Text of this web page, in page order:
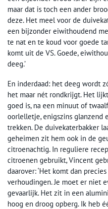
maar dat is toch een ander
deze. Het meel voor de
een bijzonder eiwithoudend
te nat en te koud voor goede
komt uit de VS. Goede,
deeg.’
En inderdaad: het deeg wordt
het maar nét rondkrijgt. Het
goed is, na een minuut of
oorlelletje, enigszins glanzend
trekken. De duivekaterbakker
geheimen zit hem ook in de
citroenachtig. In reguliere
citroenen gebruikt, Vincent
daarover: ‘Het komt dan
verhoudingen. Je moet er niet
gevaarlijk. Het zit in een
hoog en droog opberg. Ik heb